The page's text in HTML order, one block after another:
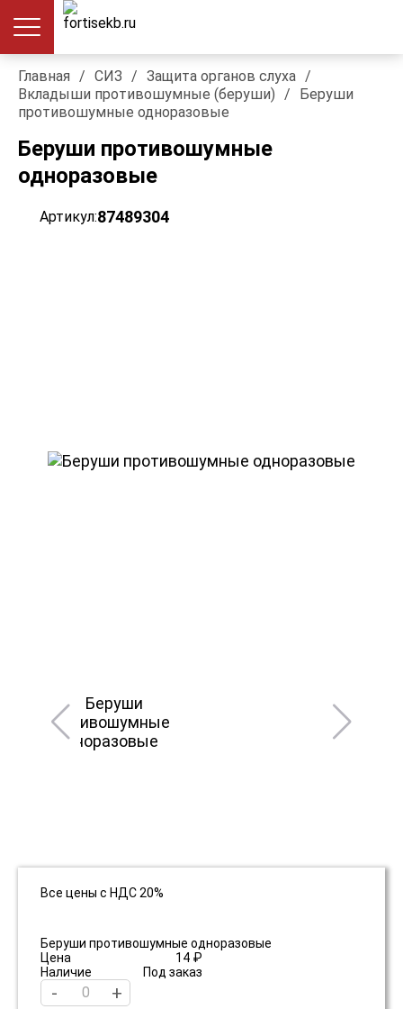
Главная / СИЗ / Защита органов слуха /
Вкладыши противошумные (беруши) /
Беруши
противошумные одноразовые
Беруши противошумные
одноразовые
Артикул:87489304
Все цены с НДС 20%
Беруши противошумные одноразовые
Цена
14 ₽
Наличие
Под заказ
- +